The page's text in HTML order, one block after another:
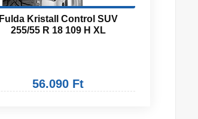
Fulda Kristall Control SUV
255/55 R 18 109 H XL
56.090 Ft